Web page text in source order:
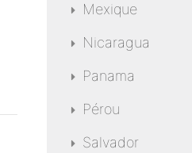
Mexique
Nicaragua
Panama
Pérou
Salvador